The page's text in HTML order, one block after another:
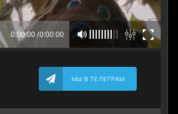
МЫ В ТЕЛЕГРАМ